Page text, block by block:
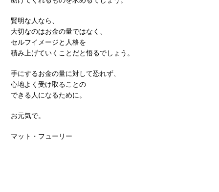
賢明な人なら、
大切なのはお金の量ではなく、
セルフイメージと人格を
積み上げていくことだと悟るでしょう。
手にするお金の量に対して恐れず、
心地よく受け取ることの
できる人になるために。
お元気で。
マット・フューリー